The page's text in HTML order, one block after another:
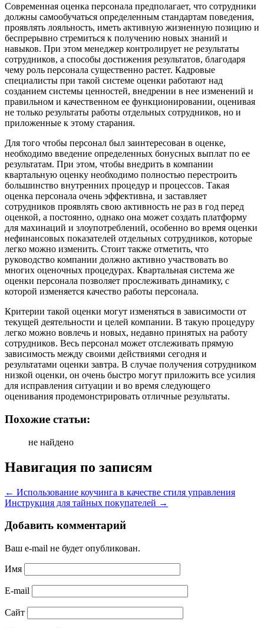
Современная оценка персонала предполагает, что сотрудники
должны самообучаться определенным стандартам поведения,
проявлять лояльность, иметь активную жизненную позицию и
беспрерывно стремиться к получению новых знаний и
навыков. При этом менеджер контролирует не результаты
сотрудников, а способы достижения результатов, благодаря
чему роль персонала существенно растет. Кадровые
специалисты при такой системе оценки работают над
созданием системы ценностей, внедрении в нее изменений и
правильном и качественном ее функционировании, оценивая
не только результаты работы отдельных сотрудников, но и
приложенные к этому старания.
Для того чтобы персонал был заинтересован в оценке,
необходимо введение определенных бонусных выплат по ее
результатам. При этом, чтобы внедрить в компании
квартальную оценку необходимо полностью перестроить
большинство внутренних процедур и процессов. Такая
оценка персонала очень эффективна, и заставляет
сотрудников проявлять свою активность не раз в год перед
оценкой, а постоянно, однако она может создать платформу
для махинаций и злоупотреблений, особенно во время оценки
нефинансовых показателей отдельных сотрудников, которые
легко можно изменить. Стоит также отметить, что
руководство компании должно активно участвовать во
многих оценочных процедурах. Квартальная система же
оценки персонала позволяет прослеживать динамику, с
которой изменяется качество работы персонала.
Критерии такой оценки могут изменяться в зависимости от
текущей деятельности и целей компании. В такую процедуру
легко можно вовлечь и новых, недавно принятых на работу
сотрудников. Весь персонал может отслеживать прямую
зависимость между своими действиями сегодня и
результатами оценки завтра. В случае получения сотрудником
низкой оценки, он очень быстро могут приложить все усилия
для исправления ситуации и во время следующего
оценивания продемонстрировать отличные результаты.
Похожие статьи:
не найдено
Навигация по записям
← Использование коучинга в качестве стиля управления
Инструкция для тайных покупателей →
Добавить комментарий
Ваш e-mail не будет опубликован.
Имя
E-mail
Сайт